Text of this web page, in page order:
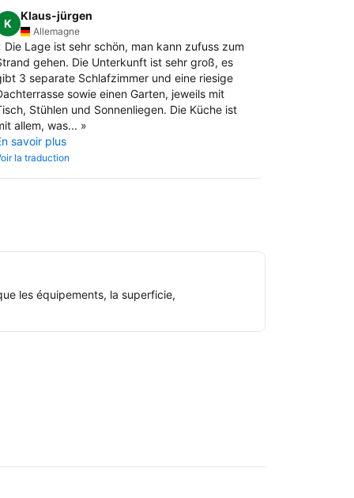
K
Klaus-jürgen
Allemagne
Die Lage ist sehr schön, man kann zufuss zum
gehen. Die Unterkunft ist sehr groß, es
3 separate Schlafzimmer und eine riesige
sowie einen Garten, jeweils mit
Stühlen und Sonnenliegen. Die Küche ist
allem, was... »
savoir plus
la traduction
les équipements, la superficie,